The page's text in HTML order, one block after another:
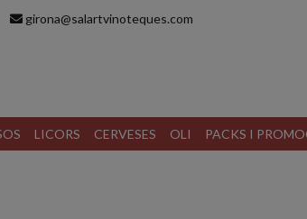
girona@salartvinoteques.com
LICORS CERVESES OLI PACKS I